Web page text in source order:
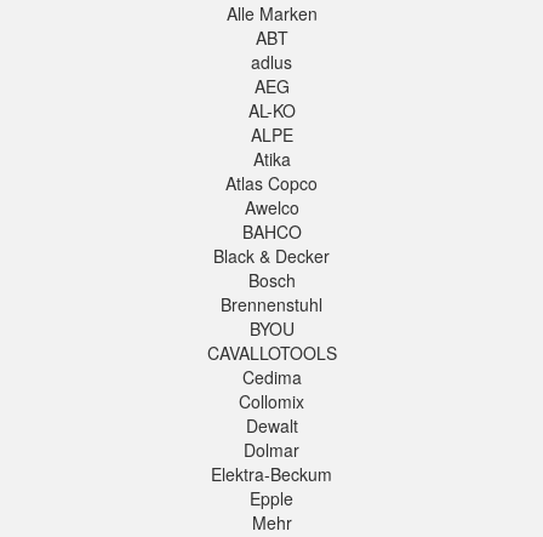
Alle Marken
ABT
adlus
AEG
AL-KO
ALPE
Atika
Atlas Copco
Awelco
BAHCO
Black & Decker
Bosch
Brennenstuhl
BYOU
CAVALLOTOOLS
Cedima
Collomix
Dewalt
Dolmar
Elektra-Beckum
Epple
Mehr